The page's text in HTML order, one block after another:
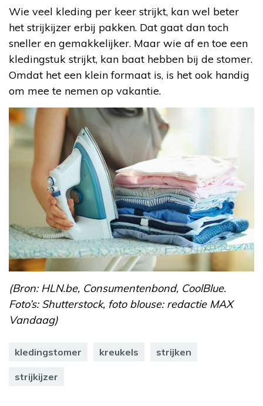
Wie veel kleding per keer strijkt, kan wel beter
het strijkijzer erbij pakken. Dat gaat dan toch
sneller en gemakkelijker. Maar wie af en toe een
kledingstuk strijkt, kan baat hebben bij de stomer.
Omdat het een klein formaat is, is het ook handig
om mee te nemen op vakantie.
(Bron: HLN.be, Consumentenbond, CoolBlue.
Foto’s: Shutterstock, foto blouse: redactie MAX
Vandaag)
kledingstomer kreukels strijken
strijkijzer